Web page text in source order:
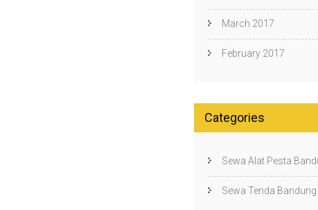
March 2017
February 2017
Categories
Sewa Alat Pesta
Sewa Tenda Bandung